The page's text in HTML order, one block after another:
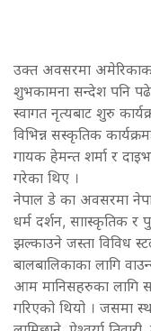
उक्त अवसरमा अमेरिकाका
शुभकामना सन्देश पनि
स्वागत नृत्यबाट शुरु
विभिन्न सस्कृतिक
गायक हेमन्त शर्मा र
गरेका थिए ।
नेपाल डे का अवसरमा
धर्म दर्शन, साास्कृतिक र
झल्काउने जस्ता विविध
बालबालिकाका लागि
आम मानिसहरुका लागि
गरिएको थियो । जसमा